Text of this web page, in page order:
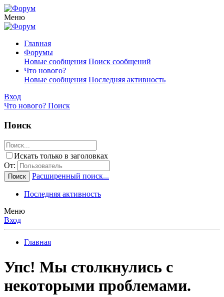
Меню
Главная
Форумы
Новые сообщения Поиск сообщений
Что нового?
Новые сообщения Последняя активность
Вход
Что нового? Поиск
Поиск
Искать только в заголовках
От:
Поиск Расширенный поиск...
Последняя активность
Меню
Вход
Главная
Упс! Мы столкнулись с
некоторыми проблемами.